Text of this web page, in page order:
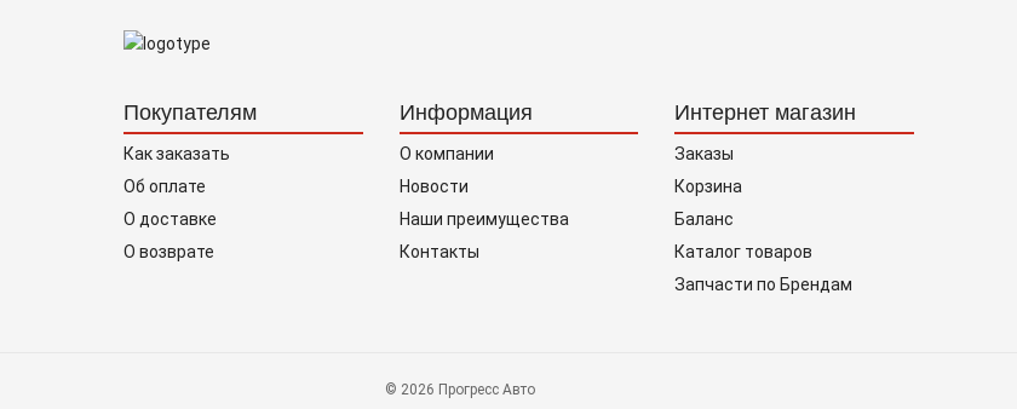
Покупателям
Как заказать
Об оплате
О доставке
О возврате
Информация
О компании
Новости
Наши преимущества
Контакты
Интернет магазин
Заказы
Корзина
Баланс
Каталог товаров
Запчасти по Брендам
© 2026 Прогресс Авто